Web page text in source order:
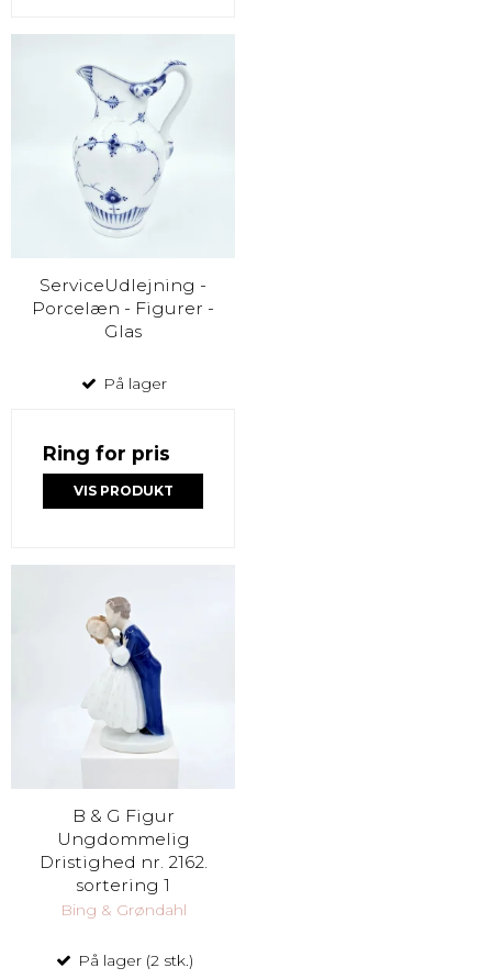
ServiceUdlejning -
Porcelæn - Figurer -
Glas
På lager
Ring for pris
VIS PRODUKT
B & G Figur
Ungdommelig
Dristighed nr. 2162.
sortering 1
Bing & Grøndahl
På lager (2 stk.)